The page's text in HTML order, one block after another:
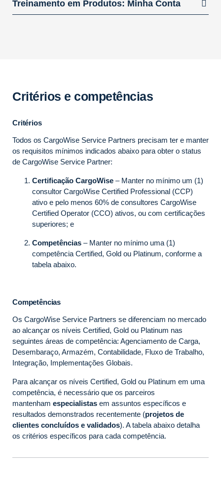
Treinamento em Produtos: Minha Conta
Critérios e competências
Critérios
Todos os CargoWise Service Partners precisam ter e manter
os requisitos mínimos indicados abaixo para obter o status
de CargoWise Service Partner:
Certificação CargoWise – Manter no mínimo um (1)
consultor CargoWise Certified Professional (CCP)
ativo e pelo menos 60% de consultores CargoWise
Certified Operator (CCO) ativos, ou com certificações
superiores; e
Competências – Manter no mínimo uma (1)
competência Certified, Gold ou Platinum, conforme a
tabela abaixo.
Competências
Os CargoWise Service Partners se diferenciam no mercado
ao alcançar os níveis Certified, Gold ou Platinum nas
seguintes áreas de competência: Agenciamento de Carga,
Desembaraço, Armazém, Contabilidade, Fluxo de Trabalho,
Integração, Implementações Globais.
Para alcançar os níveis Certified, Gold ou Platinum em uma
competência, é necessário que os parceiros
mantenham especialistas em assuntos específicos e
resultados demonstrados recentemente (projetos de
clientes concluídos e validados). A tabela abaixo detalha
os critérios específicos para cada competência.